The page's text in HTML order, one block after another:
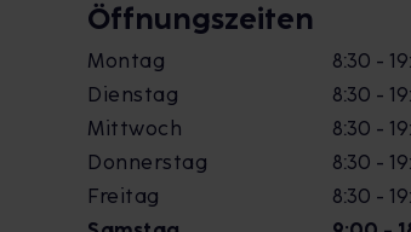
Öffnungszeiten
Montag
8:30 -
Dienstag
8:30 -
Mittwoch
8:30 -
Donnerstag
8:30 -
Freitag
8:30 -